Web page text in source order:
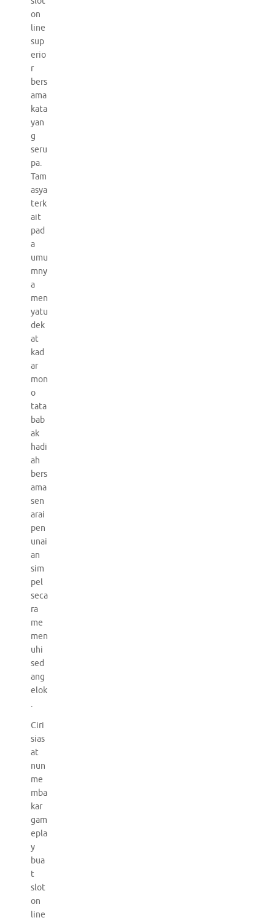
on
line
sup
erio
r
bers
ama
kata
yan
g
seru
pa.
Tam
asya
terk
ait
pad
a
umu
mny
a
men
yatu
dek
at
kad
ar
mon
o
tata
bab
ak
hadi
ah
bers
ama
sen
arai
pen
unai
an
sim
pel
seca
ra
me
men
uhi
sed
ang
elok
.
Ciri
sias
at
nun
me
mba
kar
gam
epla
y
bua
t
slot
on
line